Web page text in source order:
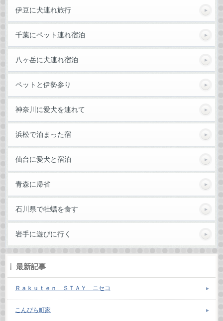
伊豆に犬連れ旅行
千葉にペット連れ宿泊
八ヶ岳に犬連れ宿泊
ペットと伊勢参り
神奈川に愛犬を連れて
浜松で泊まった宿
仙台に愛犬と宿泊
青森に帰省
石川県で牡蠣を食す
岩手に遊びに行く
最新記事
Ｒａｋｕｔｅｎ ＳＴＡＹ ニセコ
こんぴら町家